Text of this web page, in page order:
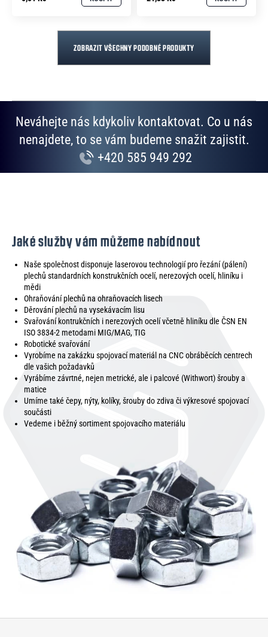
ZOBRAZIT VŠECHNY PODOBNÉ PRODUKTY
Neváhejte nás kdykoliv kontaktovat. Co u nás
nenajdete, to se vám budeme snažit zajistit.
+420 585 949 292
Jaké služby vám můžeme nabídnout
Naše společnost disponuje laserovou technologií pro řezání (pálení)
plechů standardních konstrukčních ocelí, nerezových ocelí, hliníku i
mědi
Ohraňování plechů na ohraňovacích lisech
Děrování plechů na vysekávacím lisu
Svařování kontrukčních i nerezových ocelí včetně hliníku dle ČSN EN
ISO 3834-2 metodami MIG/MAG, TIG
Robotické svařování
Vyrobíme na zakázku spojovací materiál na CNC obráběcích centrech
dle vašich požadavků
Vyrábíme závrtné, nejen metrické, ale i palcové (Withwort) šrouby a
matice
Umíme také čepy, nýty, kolíky, šrouby do zdiva či výkresové spojovací
součásti
Vedeme i běžný sortiment spojovacího materiálu